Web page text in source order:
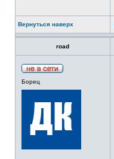
Вернуться наверх
road
Борец